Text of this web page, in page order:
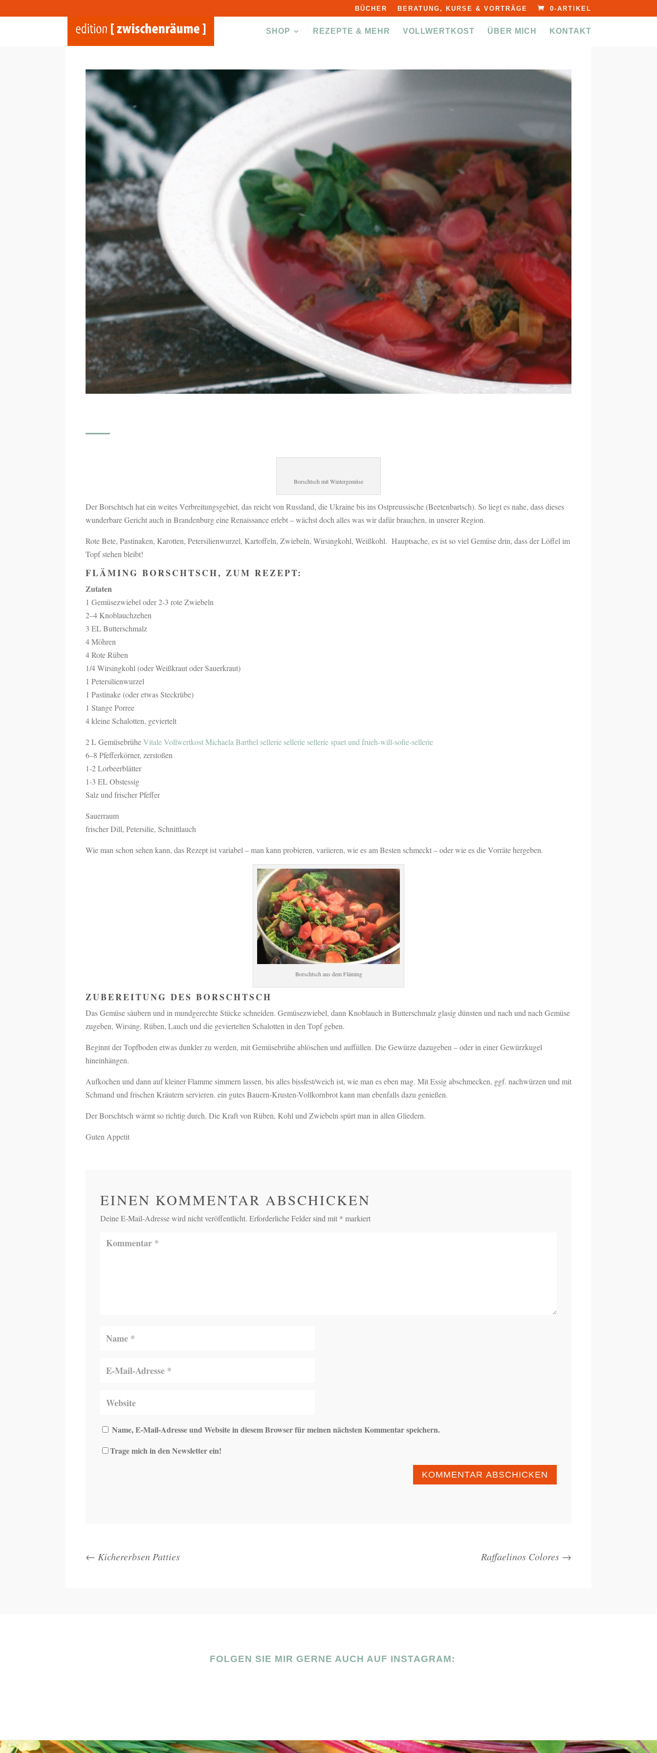
BÜCHER BERATUNG, KURSE & VORTRÄGE 0-ARTIKEL
SHOP REZEPTE & MEHR VOLLWERTKOST ÜBER MICH KONTAKT
Borschtsch mit Wintergemüse
Der Borschtsch hat ein weites Verbreitungsgebiet, das reicht von Russland, die Ukraine bis ins Ostpreussische (Beetenbartsch). So liegt es nahe, dass dieses
wunderbare Gericht auch in Brandenburg eine Renaissance erlebt – wächst doch alles was wir dafür brauchen, in unserer Region.
Rote Bete, Pastinaken, Karotten, Petersilienwurzel, Kartoffeln, Zwiebeln, Wirsingkohl, Weißkohl. Hauptsache, es ist so viel Gemüse drin, dass der Löffel im
Topf stehen bleibt!
FLÄMING BORSCHTSCH, ZUM REZEPT:
Zutaten
1 Gemüsezwiebel oder 2-3 rote Zwiebeln
2–4 Knoblauchzehen
3 EL Butterschmalz
4 Möhren
4 Rote Rüben
1/4 Wirsingkohl (oder Weißkraut oder Sauerkraut)
1 Petersilienwurzel
1 Pastinake (oder etwas Steckrübe)
1 Stange Porree
4 kleine Schalotten, geviertelt
2 L GemüsebrüheVitale Vollwertkost Michaela Barthel sellerie sellerie sellerie spaet und frueh-will-sofie-sellerie
6–8 Pfefferkörner, zerstoßen
1-2 Lorbeerblätter
1-3 EL Obstessig
Salz und frischer Pfeffer
Sauerraum
frischer Dill, Petersilie, Schnittlauch
Wie man schon sehen kann, das Rezept ist variabel – man kann probieren, variieren, wie es am Besten schmeckt – oder wie es die Vorräte hergeben.
Borschtsch aus dem Fläming
ZUBEREITUNG DES BORSCHTSCH
Das Gemüse säubern und in mundgerechte Stücke schneiden. Gemüsezwiebel, dann Knoblauch in Butterschmalz glasig dünsten und nach und nach Gemüse
zugeben, Wirsing, Rüben, Lauch und die geviertelten Schalotten in den Topf geben.
Beginnt der Topfboden etwas dunkler zu werden, mit Gemüsebrühe ablöschen und auffüllen. Die Gewürze dazugeben – oder in einer Gewürzkugel
hineinhängen.
Aufkochen und dann auf kleiner Flamme simmern lassen, bis alles bissfest/weich ist, wie man es eben mag. Mit Essig abschmecken, ggf. nachwürzen und mit
Schmand und frischen Kräutern servieren. ein gutes Bauern-Krusten-Vollkornbrot kann man ebenfalls dazu genießen.
Der Borschtsch wärmt so richtig durch. Die Kraft von Rüben, Kohl und Zwiebeln spürt man in allen Gliedern.
Guten Appetit
EINEN KOMMENTAR ABSCHICKEN
Deine E-Mail-Adresse wird nicht veröffentlicht. Erforderliche Felder sind mit * markiert
Name, E-Mail-Adresse und Website in diesem Browser für meinen nächsten Kommentar speichern.
Trage mich in den Newsletter ein!
KOMMENTAR ABSCHICKEN
← Kichererbsen Patties Raffaelinos Colores →
FOLGEN SIE MIR GERNE AUCH AUF INSTAGRAM: